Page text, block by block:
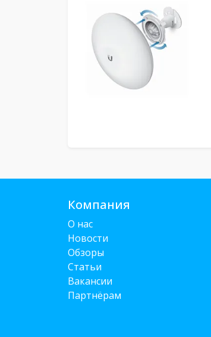
Компания
О нас
Новости
Обзоры
Статьи
Вакансии
Партнёрам